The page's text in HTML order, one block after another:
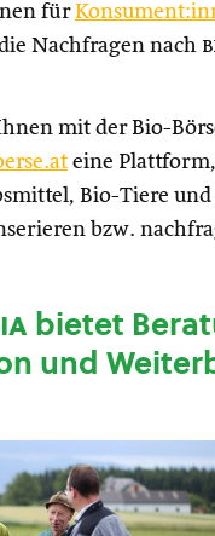
für
Nachfragen nach
mit der Bio-
eine
Bio-Tiere
bzw.
bietet
und